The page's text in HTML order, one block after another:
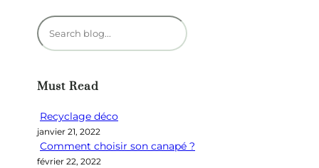
R
e
e
c
h
e
Must Read
Recyclage déco
janvier 21, 2022
Comment choisir son canapé ?
février 22, 2022